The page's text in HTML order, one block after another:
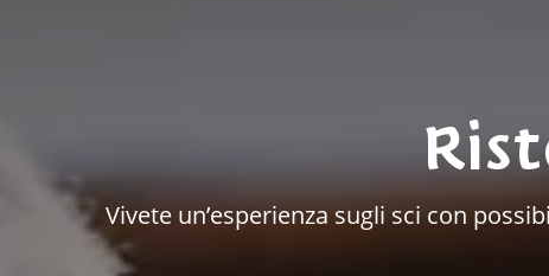
Vivete un’esperienza sugli sci con